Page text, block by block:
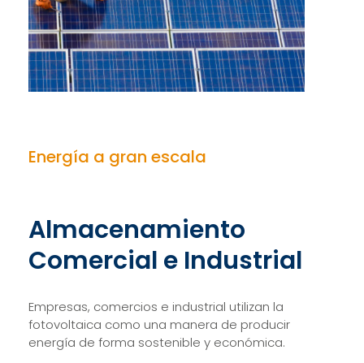
Energía a gran escala
Almacenamiento
Comercial e Industrial
Empresas, comercios e industrial utilizan la
fotovoltaica como una manera de producir
energía de forma sostenible y económica.